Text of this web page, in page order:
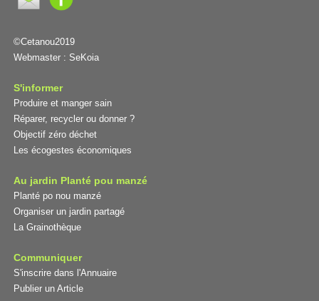
©Cetanou2019
Webmaster : SeKoia
S'informer
Produire et manger sain
Réparer, recycler ou donner ?
Objectif zéro déchet
Les écogestes économiques
Au jardin Planté pou manzé
Planté po nou manzé
Organiser un jardin partagé
La Grainothèque
Communiquer
S'inscrire dans l'Annuaire
Publier un Article